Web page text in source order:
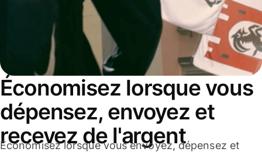
Économisez lorsque vous
dépensez, envoyez et
recevez de l'argent
Économisez lorsque vous envoyez, dépensez et